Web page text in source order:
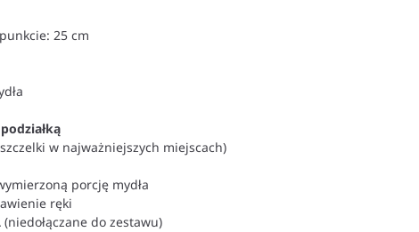
25 cm
w najważniejszych miejscach)
porcję mydła
ręki
do zestawu)